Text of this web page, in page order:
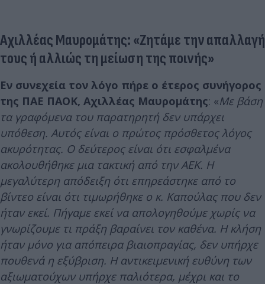
Αχιλλέας Μαυρομάτης: «Ζητάμε την απαλλαγή
τους ή αλλιώς τη μείωση της ποινής»
Εν συνεχεία τον λόγο πήρε ο έτερος συνήγορος
της ΠΑΕ ΠΑΟΚ, Αχιλλέας Μαυρομάτης: «Με βάση
τα γραφόμενα του παρατηρητή δεν υπάρχει
υπόθεση. Αυτός είναι ο πρώτος πρόσθετος λόγος
ακυρότητας. Ο δεύτερος είναι ότι εσφαλμένα
ακολουθήθηκε μια τακτική από την ΑΕΚ. Η
μεγαλύτερη απόδειξη ότι επηρεάστηκε από το
βίντεο είναι ότι τιμωρήθηκε ο κ. Καπούλας που δεν
ήταν εκεί. Πήγαμε εκεί να απολογηθούμε χωρίς να
γνωρίζουμε τι πράξη βαραίνει τον καθένα. Η κλήση
ήταν μόνο για απόπειρα βιαιοπραγίας, δεν υπήρχε
πουθενά η εξύβριση. Η αντικειμενική ευθύνη των
αξιωματούχων υπήρχε παλιότερα, μέχρι και το